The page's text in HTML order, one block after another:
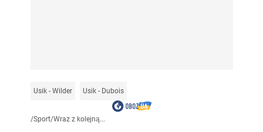
Usik - Wilder Usik - Dubois
/Sport/Wraz z kolejną...